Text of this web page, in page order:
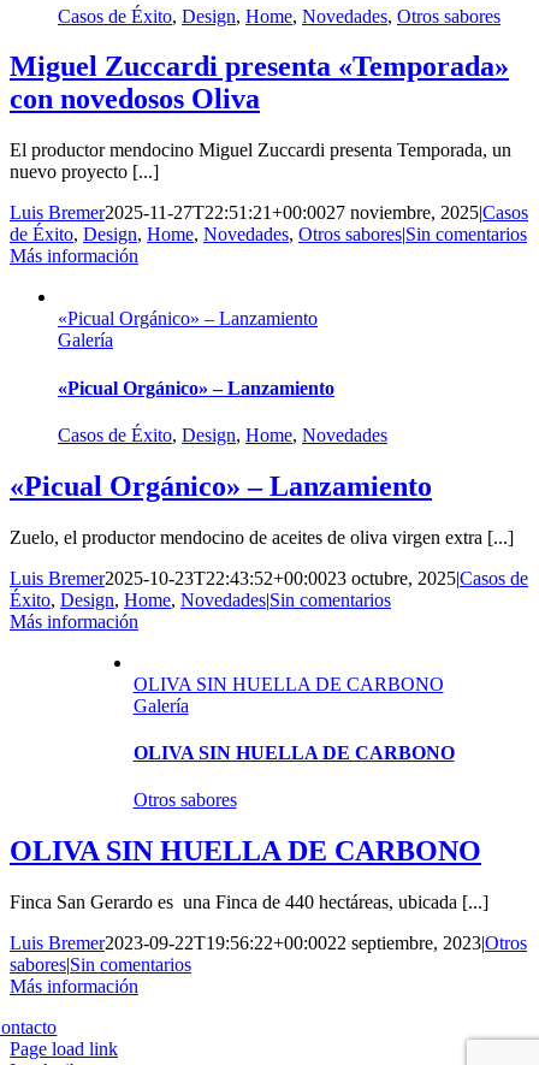
Casos de Éxito, Design, Home, Novedades, Otros sabores
Miguel Zuccardi presenta «Temporada»
con novedosos Oliva
El productor mendocino Miguel Zuccardi presenta Temporada, un
nuevo proyecto [...]
Luis Bremer2025-11-27T22:51:21+00:0027 noviembre, 2025|Casos
de Éxito, Design, Home, Novedades, Otros sabores|Sin comentarios
Más información
«Picual Orgánico» – Lanzamiento
Galería
«Picual Orgánico» – Lanzamiento
Casos de Éxito, Design, Home, Novedades
«Picual Orgánico» – Lanzamiento
Zuelo, el productor mendocino de aceites de oliva virgen extra [...]
Luis Bremer2025-10-23T22:43:52+00:0023 octubre, 2025|Casos de
Éxito, Design, Home, Novedades|Sin comentarios
Más información
OLIVA SIN HUELLA DE CARBONO
Galería
OLIVA SIN HUELLA DE CARBONO
Otros sabores
OLIVA SIN HUELLA DE CARBONO
Finca San Gerardo es una Finca de 440 hectáreas, ubicada [...]
Luis Bremer2023-09-22T19:56:22+00:0022 septiembre, 2023|Otros
sabores|Sin comentarios
Más información
Page load link